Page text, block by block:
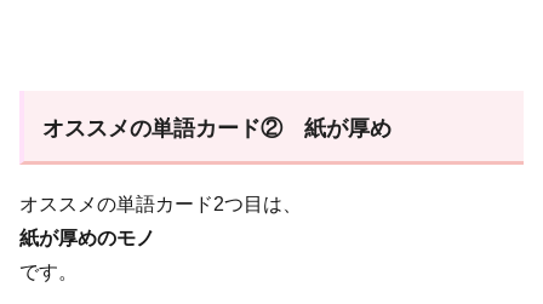
オススメの単語カード② 紙が厚め
オススメの単語カード2つ目は、
紙が厚めのモノ
です。